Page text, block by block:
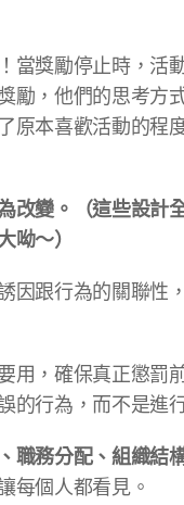
當獎勵停止時，活
勵，他們的思考方
原本喜歡活動的程
改變。（這些設計
呦～）
因跟行為的關聯性
用，確保真正懲罰
的行為，而不是進
職務分配、組織結
每個人都看見。